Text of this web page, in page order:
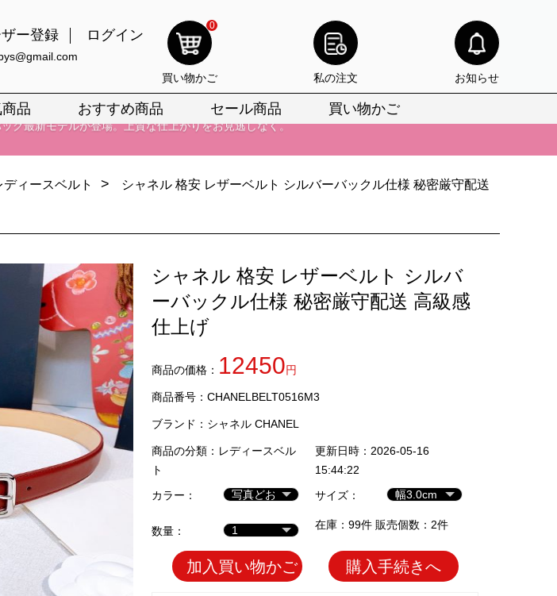
ー登録 ログイン
0
買い物かご 私の注文 お知らせ
商品 おすすめ商品 セール商品 買い物かご
い。最高品質の再現度を安心してお選びいただけます。
い。最高品質の再現度を安心してお選びいただけます。
ご注文でお得な割引をご利用いただけます。
グ最新モデルが登場。上質な仕上がりをお見逃しなく。
ディースベルト > シャネル 格安 レザーベルト シルバーバックル仕様 秘密厳守配送
シャネル 格安 レザーベルト シルバ
ーバックル仕様 秘密厳守配送 高級感
仕上げ
商品の価格： 12450円
商品番号：CHANELBELT0516M3
ブランド： シャネル CHANEL
商品の分類： レディースベル
ト
更新日時：2026-05-16
15:44:22
カラー：
サイズ：
数量： 在庫：99件 販売個数：2件
加入買い物かご 購入手続きへ